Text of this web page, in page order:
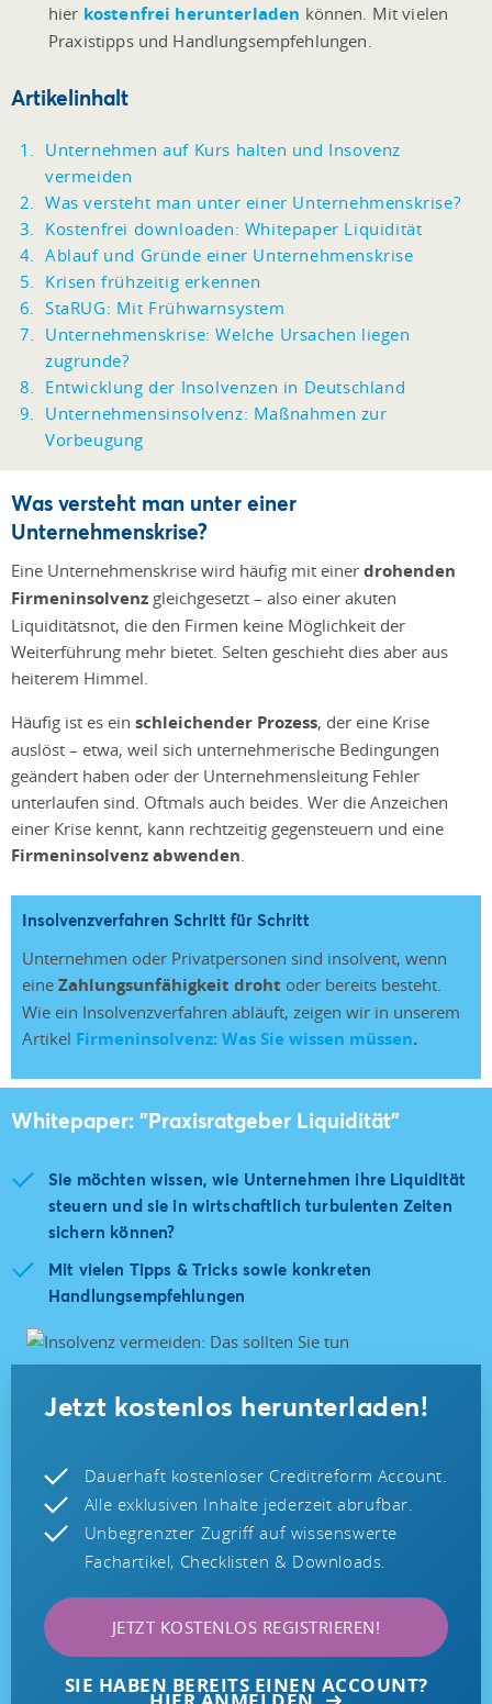
hier kostenfrei herunterladen können. Mit vielen
Praxistipps und Handlungsempfehlungen.
Artikelinhalt
Unternehmen auf Kurs halten und Insovenz
vermeiden
Was versteht man unter einer Unternehmenskrise?
Kostenfrei downloaden: Whitepaper Liquidität
Ablauf und Gründe einer Unternehmenskrise
Krisen frühzeitig erkennen
StaRUG: Mit Frühwarnsystem
Unternehmenskrise: Welche Ursachen liegen
zugrunde?
Entwicklung der Insolvenzen in Deutschland
Unternehmensinsolvenz: Maßnahmen zur
Vorbeugung
Was versteht man unter einer
Unternehmenskrise?
Eine Unternehmenskrise wird häufig mit einer drohenden
Firmeninsolvenz gleichgesetzt – also einer akuten
Liquiditätsnot, die den Firmen keine Möglichkeit der
Weiterführung mehr bietet. Selten geschieht dies aber aus
heiterem Himmel.
Häufig ist es ein schleichender Prozess, der eine Krise
auslöst – etwa, weil sich unternehmerische Bedingungen
geändert haben oder der Unternehmensleitung Fehler
unterlaufen sind. Oftmals auch beides. Wer die Anzeichen
einer Krise kennt, kann rechtzeitig gegensteuern und eine
Firmeninsolvenz abwenden
Insolvenzverfahren Schritt für Schritt
Unternehmen oder Privatpersonen sind insolvent, wenn
eine Zahlungsunfähigkeit droht oder bereits besteht.
Wie ein Insolvenzverfahren abläuft, zeigen wir in unserem
Artikel Firmeninsolvenz: Was Sie wissen müssen.
Whitepaper: "Praxisratgeber Liquidität"
Sie möchten wissen, wie Unternehmen ihre Liquidität
steuern und sie in wirtschaftlich turbulenten Zeiten
sichern können?
Mit vielen Tipps & Tricks sowie konkreten
Handlungsempfehlungen
Jetzt kostenlos herunterladen!
Dauerhaft kostenloser Creditreform Account.
Alle exklusiven Inhalte jederzeit abrufbar.
Unbegrenzter Zugriff auf wissenswerte
Fachartikel, Checklisten & Downloads.
JETZT KOSTENLOS REGISTRIEREN!
SIE HABEN BEREITS EINEN ACCOUNT?